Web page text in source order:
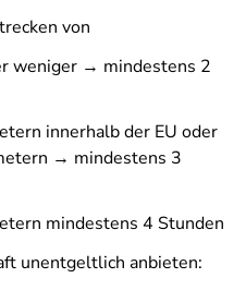
von
weniger → mindestens 2
innerhalb der EU oder
→ mindestens 3
mindestens 4 Stunden
unentgeltlich anbieten: